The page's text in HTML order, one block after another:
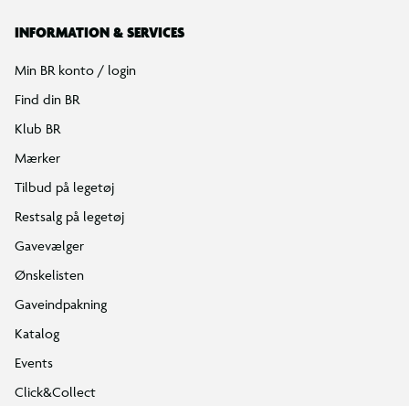
INFORMATION & SERVICES
Min BR konto / login
Find din BR
Klub BR
Mærker
Tilbud på legetøj
Restsalg på legetøj
Gavevælger
Ønskelisten
Gaveindpakning
Katalog
Events
Click&Collect